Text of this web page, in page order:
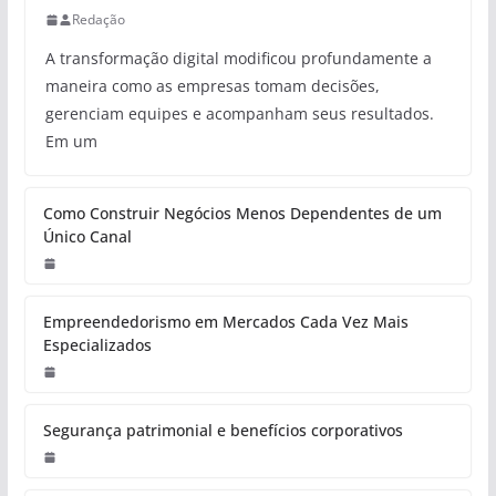
Redação
A transformação digital modificou profundamente a
maneira como as empresas tomam decisões,
gerenciam equipes e acompanham seus resultados.
Em um
Como Construir Negócios Menos Dependentes de um
Único Canal
Empreendedorismo em Mercados Cada Vez Mais
Especializados
Segurança patrimonial e benefícios corporativos